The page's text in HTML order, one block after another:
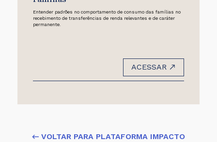
Entender padrões no comportamento de consumo das famílias no
recebimento de transferências de renda relevantes e de caráter
permanente.
ACESSAR
← VOLTAR PARA PLATAFORMA IMPACTO